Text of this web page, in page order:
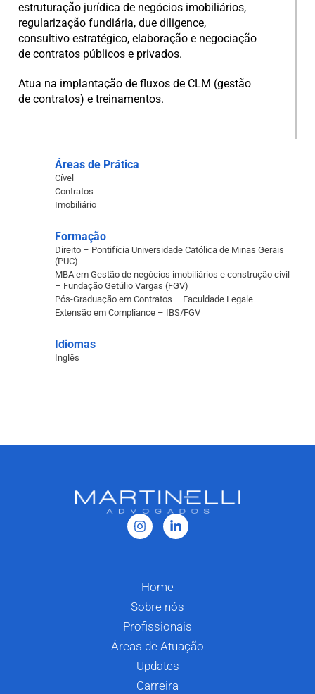
estruturação jurídica de negócios imobiliários,
regularização fundiária, due diligence,
consultivo estratégico, elaboração e negociação
de contratos públicos e privados.
Atua na implantação de fluxos de CLM (gestão
de contratos) e treinamentos.
Áreas de Prática
Cível
Contratos
Imobiliário
Formação
Direito – Pontifícia Universidade Católica de Minas Gerais
(PUC)
MBA em Gestão de negócios imobiliários e construção civil
– Fundação Getúlio Vargas (FGV)
Pós-Graduação em Contratos – Faculdade Legale
Extensão em Compliance – IBS/FGV
Idiomas
Inglês
Home
Sobre nós
Profissionais
Áreas de Atuação
Updates
Carreira